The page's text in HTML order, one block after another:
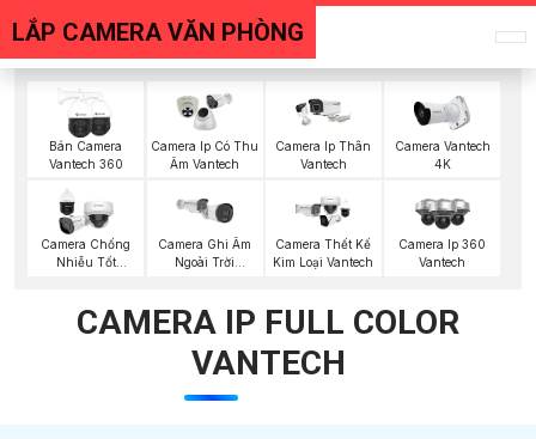
LẮP CAMERA VĂN PHÒNG
Bán Camera
Vantech 360
Camera Ip Có Thu
Âm Vantech
Camera Ip Thân
Vantech
Camera Vantech
4K
Camera Chống
Nhiễu Tốt
Camera Ghi Âm
Ngoài Trời
Camera Thết Kế
Kim Loại Vantech
Camera Ip 360
Vantech
CAMERA IP FULL COLOR
VANTECH